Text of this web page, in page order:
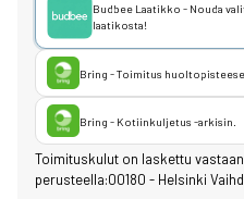
Budbee Laatikko - Nouda
laatikosta!
Bring - Toimitus
Bring - Kotiinkuljetus -arkisin.
Toimituskulut on laskettu
perusteella:00180 - Helsinki